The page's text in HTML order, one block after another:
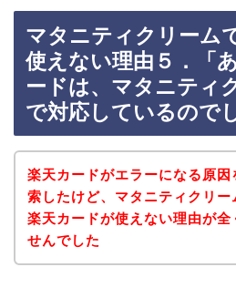
マタニティクリーム
使えない理由５．「
ードは、マタニティ
で対応しているので
楽天カードがエラーになる原因
索したけど、マタニティクリー
楽天カードが使えない理由が全
せんでした